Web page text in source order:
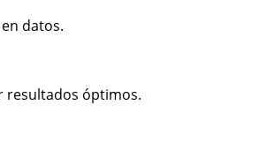
datos.
resultados óptimos.